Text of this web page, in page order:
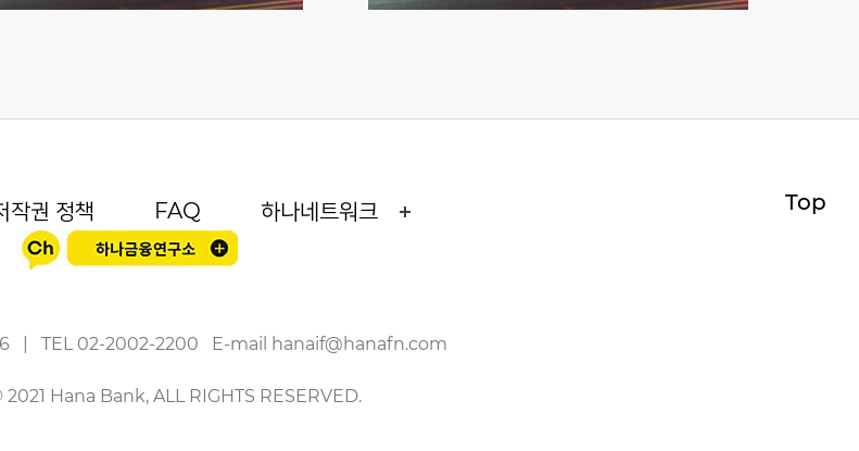
Top
작권 정책 FAQ 하나네트워크
| TEL 02-2002-2200 E-mail hanaif@hanafn.com
Hana Bank, ALL RIGHTS RESERVED.